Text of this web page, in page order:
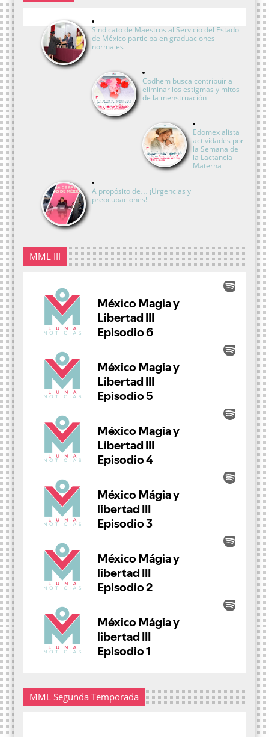
Sindicato de Maestros al Servicio del Estado
de México participa en graduaciones
normales
Codhem busca contribuir a
eliminar los estigmas y mitos
de la menstruación
Edomex alista
actividades por
la Semana de
la Lactancia
Materna
A propósito de… ¡Urgencias y
preocupaciones!
MML III
MML Segunda Temporada